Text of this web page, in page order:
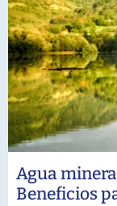
Agua
Beneficios